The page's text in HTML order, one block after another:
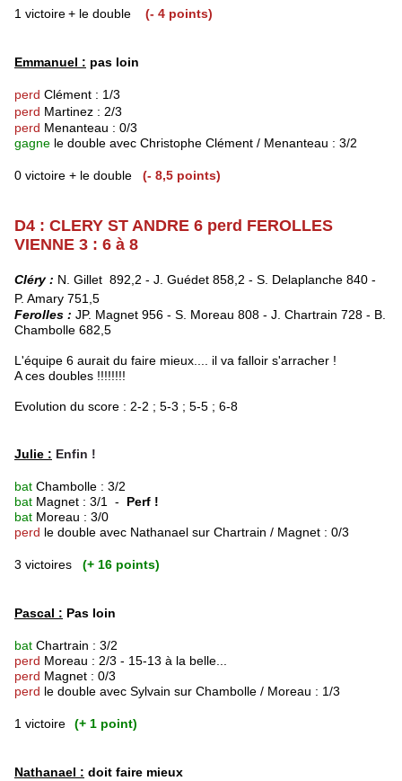
1 victoire+ le double (- 4 points)
Emmanuel : pas loin
perd Clément : 1/3
perd Martinez : 2/3
perd Menanteau : 0/3
gagne le double avec Christophe Clément / Menanteau : 3/2
0 victoire + le double (- 8,5 points)
D4 : CLERY ST ANDRE 6 perd FEROLLES
VIENNE 3 : 6 à 8
Cléry : N. Gillet 892,2 - J. Guédet 858,2 - S. Delaplanche 840 -
P. Amary 751,5
Ferolles : JP. Magnet 956 - S. Moreau 808 - J. Chartrain 728 - B.
Chambolle 682,5
L'équipe 6 aurait du faire mieux.... il va falloir s'arracher !
A ces doubles !!!!!!!!
Evolution du score : 2-2 ; 5-3 ; 5-5 ; 6-8
Julie : Enfin !
bat Chambolle : 3/2
bat Magnet : 3/1 - Perf !
bat Moreau : 3/0
perd le double avec Nathanael sur Chartrain / Magnet : 0/3
3 victoires (+ 16 points)
Pascal : Pas loin
bat Chartrain : 3/2
perd Moreau : 2/3 - 15-13 à la belle...
perd Magnet : 0/3
perd le double avec Sylvain sur Chambolle / Moreau : 1/3
1 victoire (+ 1 point)
Nathanael : doit faire mieux